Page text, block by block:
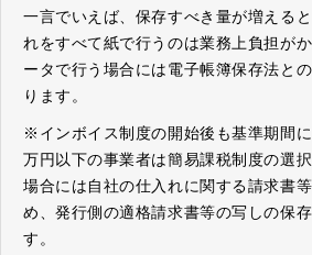
一言でいえば、保存すべき量が増える
れをすべて紙で行うのは業務上負担が
ータで行う場合には電子帳簿保存法と
ります。
※インボイス制度の開始後も基準期間
万円以下の事業者は簡易課税制度の選
場合には自社の仕入れに関する請求書
め、発行側の適格請求書等の写しの保
す。